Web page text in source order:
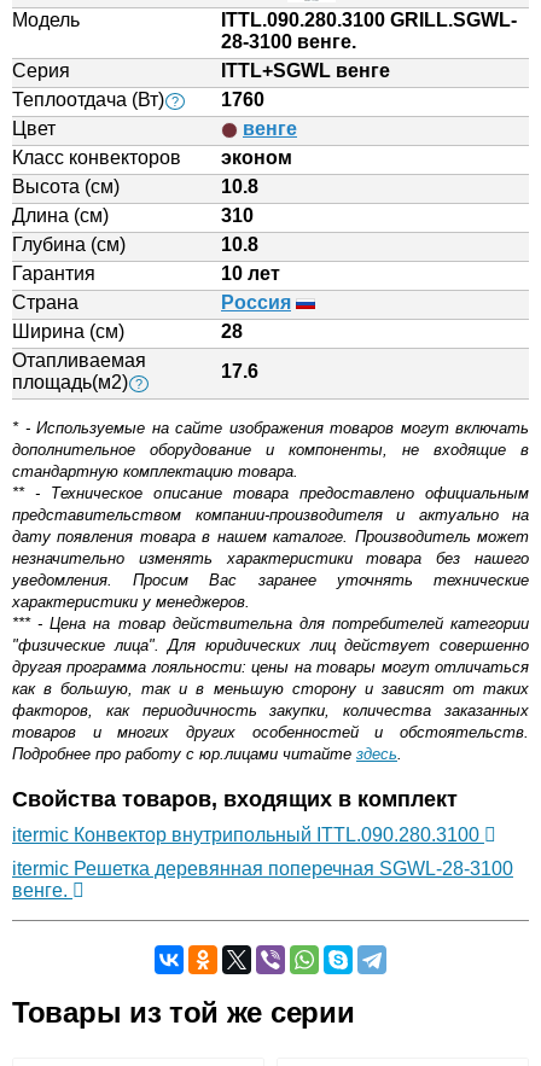
Модель
ITTL.090.280.3100 GRILL.SGWL-
28-3100 венге.
Серия
ITTL+SGWL венге
Теплоотдача (Вт) ?
1760
Цвет
венге
Класс конвекторов
эконом
Высота (см)
10.8
Длина (см)
310
Глубина (см)
10.8
Гарантия
10 лет
Страна
Россия
Ширина (см)
28
Отапливаемая
площадь(м2) ?
17.6
* - Используемые на сайте изображения товаров могут включать
дополнительное оборудование и компоненты, не входящие в
стандартную комплектацию товара.
** - Техническое описание товара предоставлено официальным
представительством компании-производителя и актуально на
дату появления товара в нашем каталоге. Производитель может
незначительно изменять характеристики товара без нашего
уведомления. Просим Вас заранее уточнять технические
характеристики у менеджеров.
*** - Цена на товар действительна для потребителей категории
"физические лица". Для юридических лиц действует совершенно
другая программа лояльности: цены на товары могут отличаться
как в большую, так и в меньшую сторону и зависят от таких
факторов, как периодичность закупки, количества заказанных
товаров и многих других особенностей и обстоятельств.
Подробнее про работу с юр.лицами читайте здесь.
Свойства товаров, входящих в комплект
itermic Конвектор внутрипольный ITTL.090.280.3100
itermic Решетка деревянная поперечная SGWL-28-3100
венге.
Оставьте отзыв
Товары из той же серии